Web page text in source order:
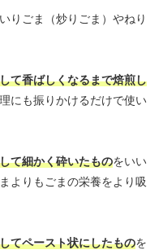
りごま（炒りごま）やねり
て香ばしくなるまで焙煎し
にも振りかけるだけで使い
て細かく砕いたものをいい
よりもごまの栄養をより吸
てペースト状にしたものを